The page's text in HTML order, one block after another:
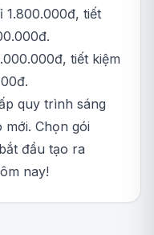
1.800.000đ, tiết
tiết kiệm
quy trình sáng
Chọn gói
đầu tạo ra
nay!